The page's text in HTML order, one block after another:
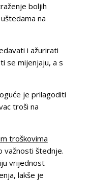
boljih
na
i ažurirati
se mijenjaju, a s
je prilagoditi
troši na
troškovima
važnosti štednje.
vrijednost
lakše je